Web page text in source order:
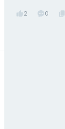
thumb_up2 0 content_copy